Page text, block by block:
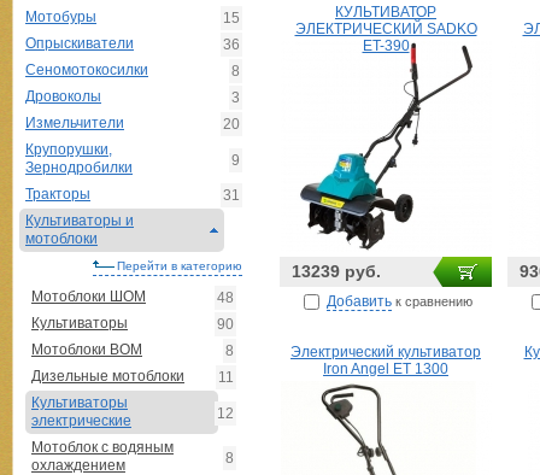
КУЛЬТИВАТОР
ЭЛЕКТРИЧЕСКИЙ SADKO
ЕT-390
13239 руб.
Добавить к сравнению
Электрический культиватор
Iron Angel ET 1300
Мотобуры
15
Опрыскиватели
36
Сеномотокосилки
8
Дровоколы
3
Измельчители
20
Крупорушки,
Зернодробилки
9
Тракторы
31
Культиваторы и
мотоблоки
Перейти в категорию
Мотоблоки ШОМ
48
Культиваторы
90
Мотоблоки ВОМ
8
Дизельные мотоблоки
11
Культиваторы
электрические
12
Мотоблок с водяным
охлаждением
8